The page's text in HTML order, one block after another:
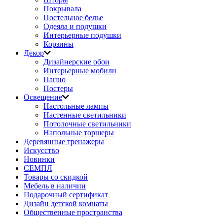
Покрывала
Постельное белье
Одеяла и подушки
Интерьерные подушки
Корзины
Декор
Дизайнерские обои
Интерьерные мобили
Панно
Постеры
Освещение
Настольные лампы
Настенные светильники
Потолочные светильники
Напольные торшеры
Деревянные тренажеры
Искусство
Новинки
СЕМПЛ
Товары со скидкой
Мебель в наличии
Подарочный сертификат
Дизайн детской комнаты
Общественные пространства